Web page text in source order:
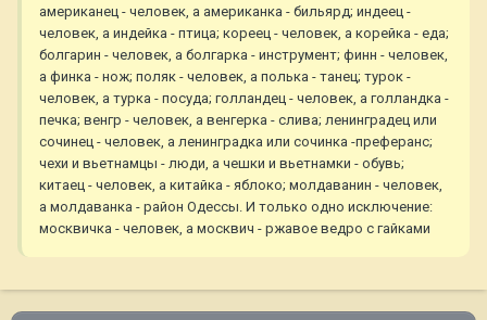
американец - человек, а американка - бильярд; индеец -
человек, а индейка - птица; кореец - человек, а корейка - еда;
болгарин - человек, а болгарка - инструмент; финн - человек,
а финка - нож; поляк - человек, а полька - танец; турок -
человек, а турка - посуда; голландец - человек, а голландка -
печка; венгр - человек, а венгерка - слива; ленинградец или
сочинец - человек, а ленинградка или сочинка -преферанс;
чехи и вьетнамцы - люди, а чешки и вьетнамки - обувь;
китаец - человек, а китайка - яблоко; молдаванин - человек,
а молдаванка - район Одессы. И только одно исключение:
москвичка - человек, а москвич - ржавое ведро с гайками